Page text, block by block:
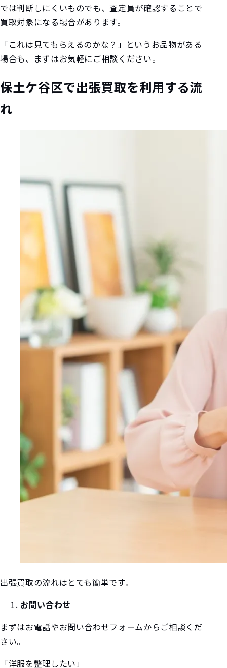
では判断しにくいものでも、査定員が確認することで
買取対象になる場合があります。
「これは見てもらえるのかな？」というお品物がある
場合も、まずはお気軽にご相談ください。
保土ケ谷区で出張買取を利用する流
れ
出張買取の流れはとても簡単です。
お問い合わせ
まずはお電話やお問い合わせフォームからご相談くだ
さい。
「洋服を整理したい」